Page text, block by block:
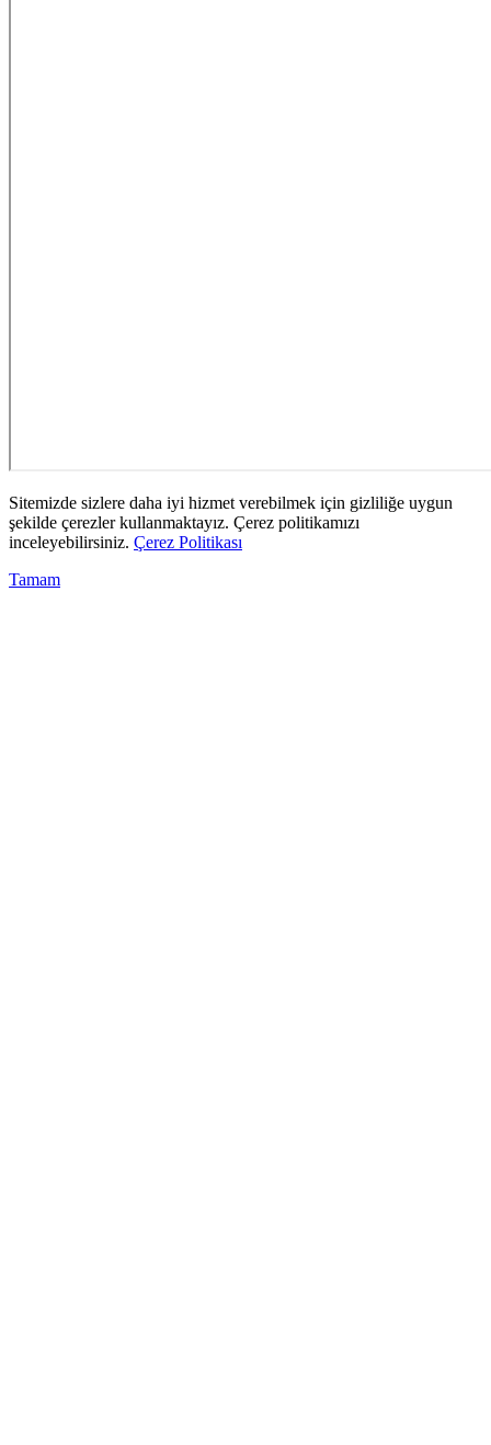
Sitemizde sizlere daha iyi hizmet verebilmek için gizliliğe uygun
şekilde çerezler kullanmaktayız. Çerez politikamızı
inceleyebilirsiniz. Çerez Politikası
Tamam